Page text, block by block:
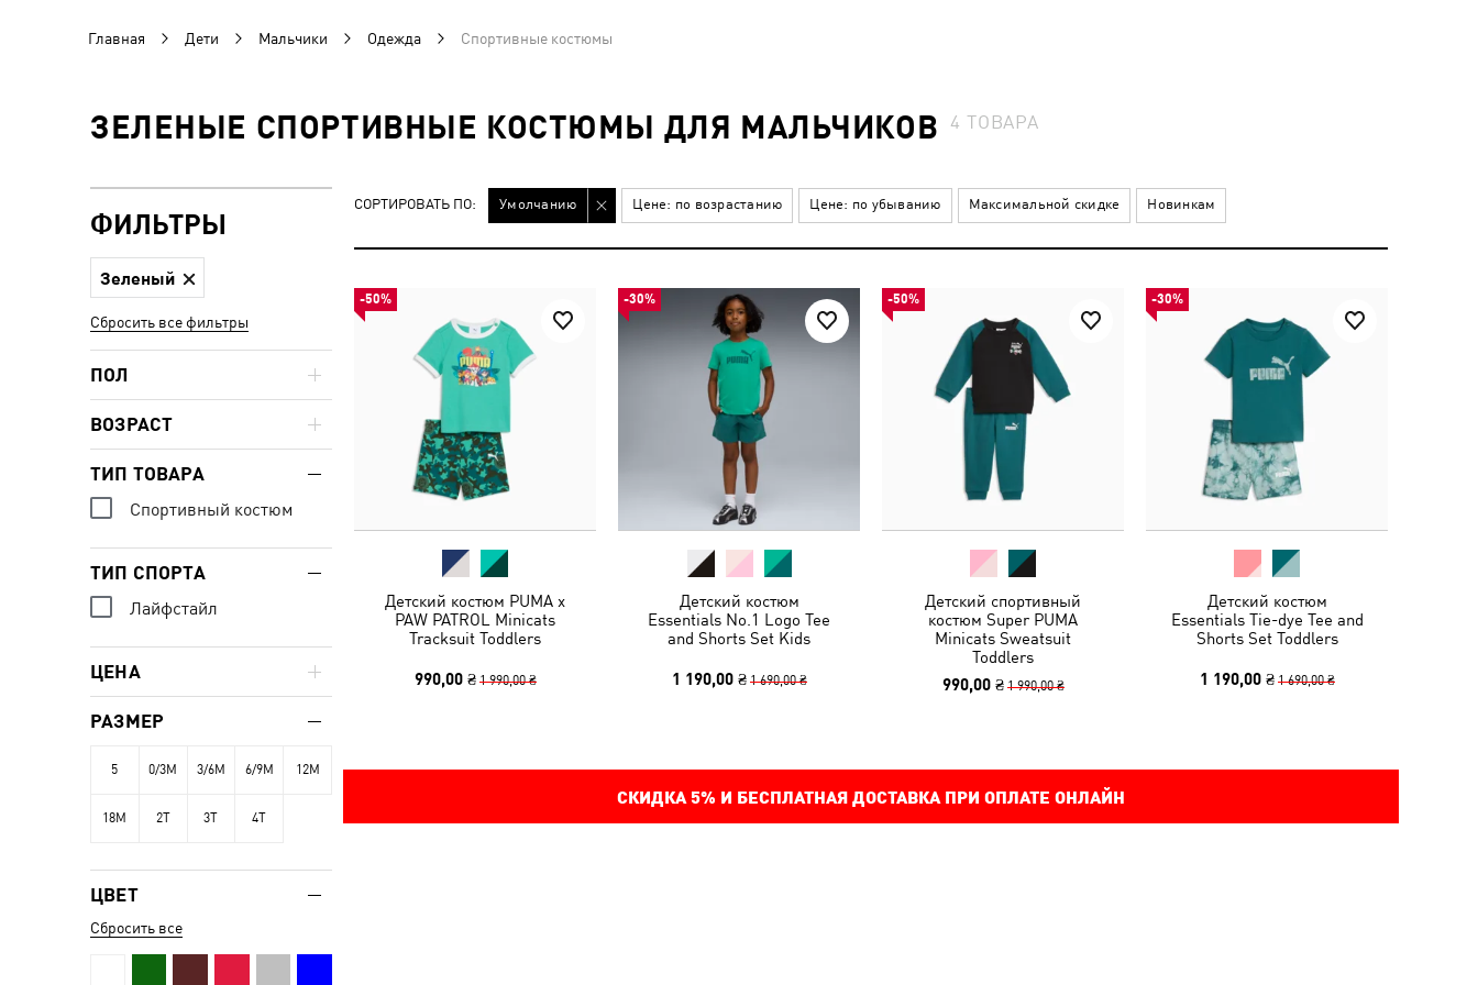
Главная Дети Мальчики Одежда Спортивные костюмы
ЗЕЛЕНЫЕ СПОРТИВНЫЕ КОСТЮМЫ ДЛЯ МАЛЬЧИКОВ 4 ТОВАРА
СОРТИРОВАТЬ ПО: Умолчанию Цене: по возрастанию Цене: по убыванию Максимальной скидке Новинкам
-50%
Детский костюм PUMA x
PAW PATROL Minicats
Tracksuit Toddlers
990,00 ₴ 1 990,00 ₴
-30%
Детский костюм
Essentials No.1 Logo Tee
and Shorts Set Kids
1 190,00 ₴ 1 690,00 ₴
-50%
Детский спортивный
костюм Super PUMA
Minicats Sweatsuit
Toddlers
990,00 ₴ 1 990,00 ₴
-30%
Детский костюм
Essentials Tie-dye Tee and
Shorts Set Toddlers
1 190,00 ₴ 1 690,00 ₴
СКИДКА 5% И БЕСПЛАТНАЯ ДОСТАВКА ПРИ ОПЛАТЕ ОНЛАЙН
ФИЛЬТРЫ
Зеленый
Сбросить все фильтры
ПОЛ
ВОЗРАСТ
ТИП ТОВАРА
Спортивный костюм
ТИП СПОРТА
Лайфстайл
ЦЕНА
РАЗМЕР
5 0/3M 3/6M 6/9M 12M
18M 2T 3T 4T
ЦВЕТ
Сбросить все